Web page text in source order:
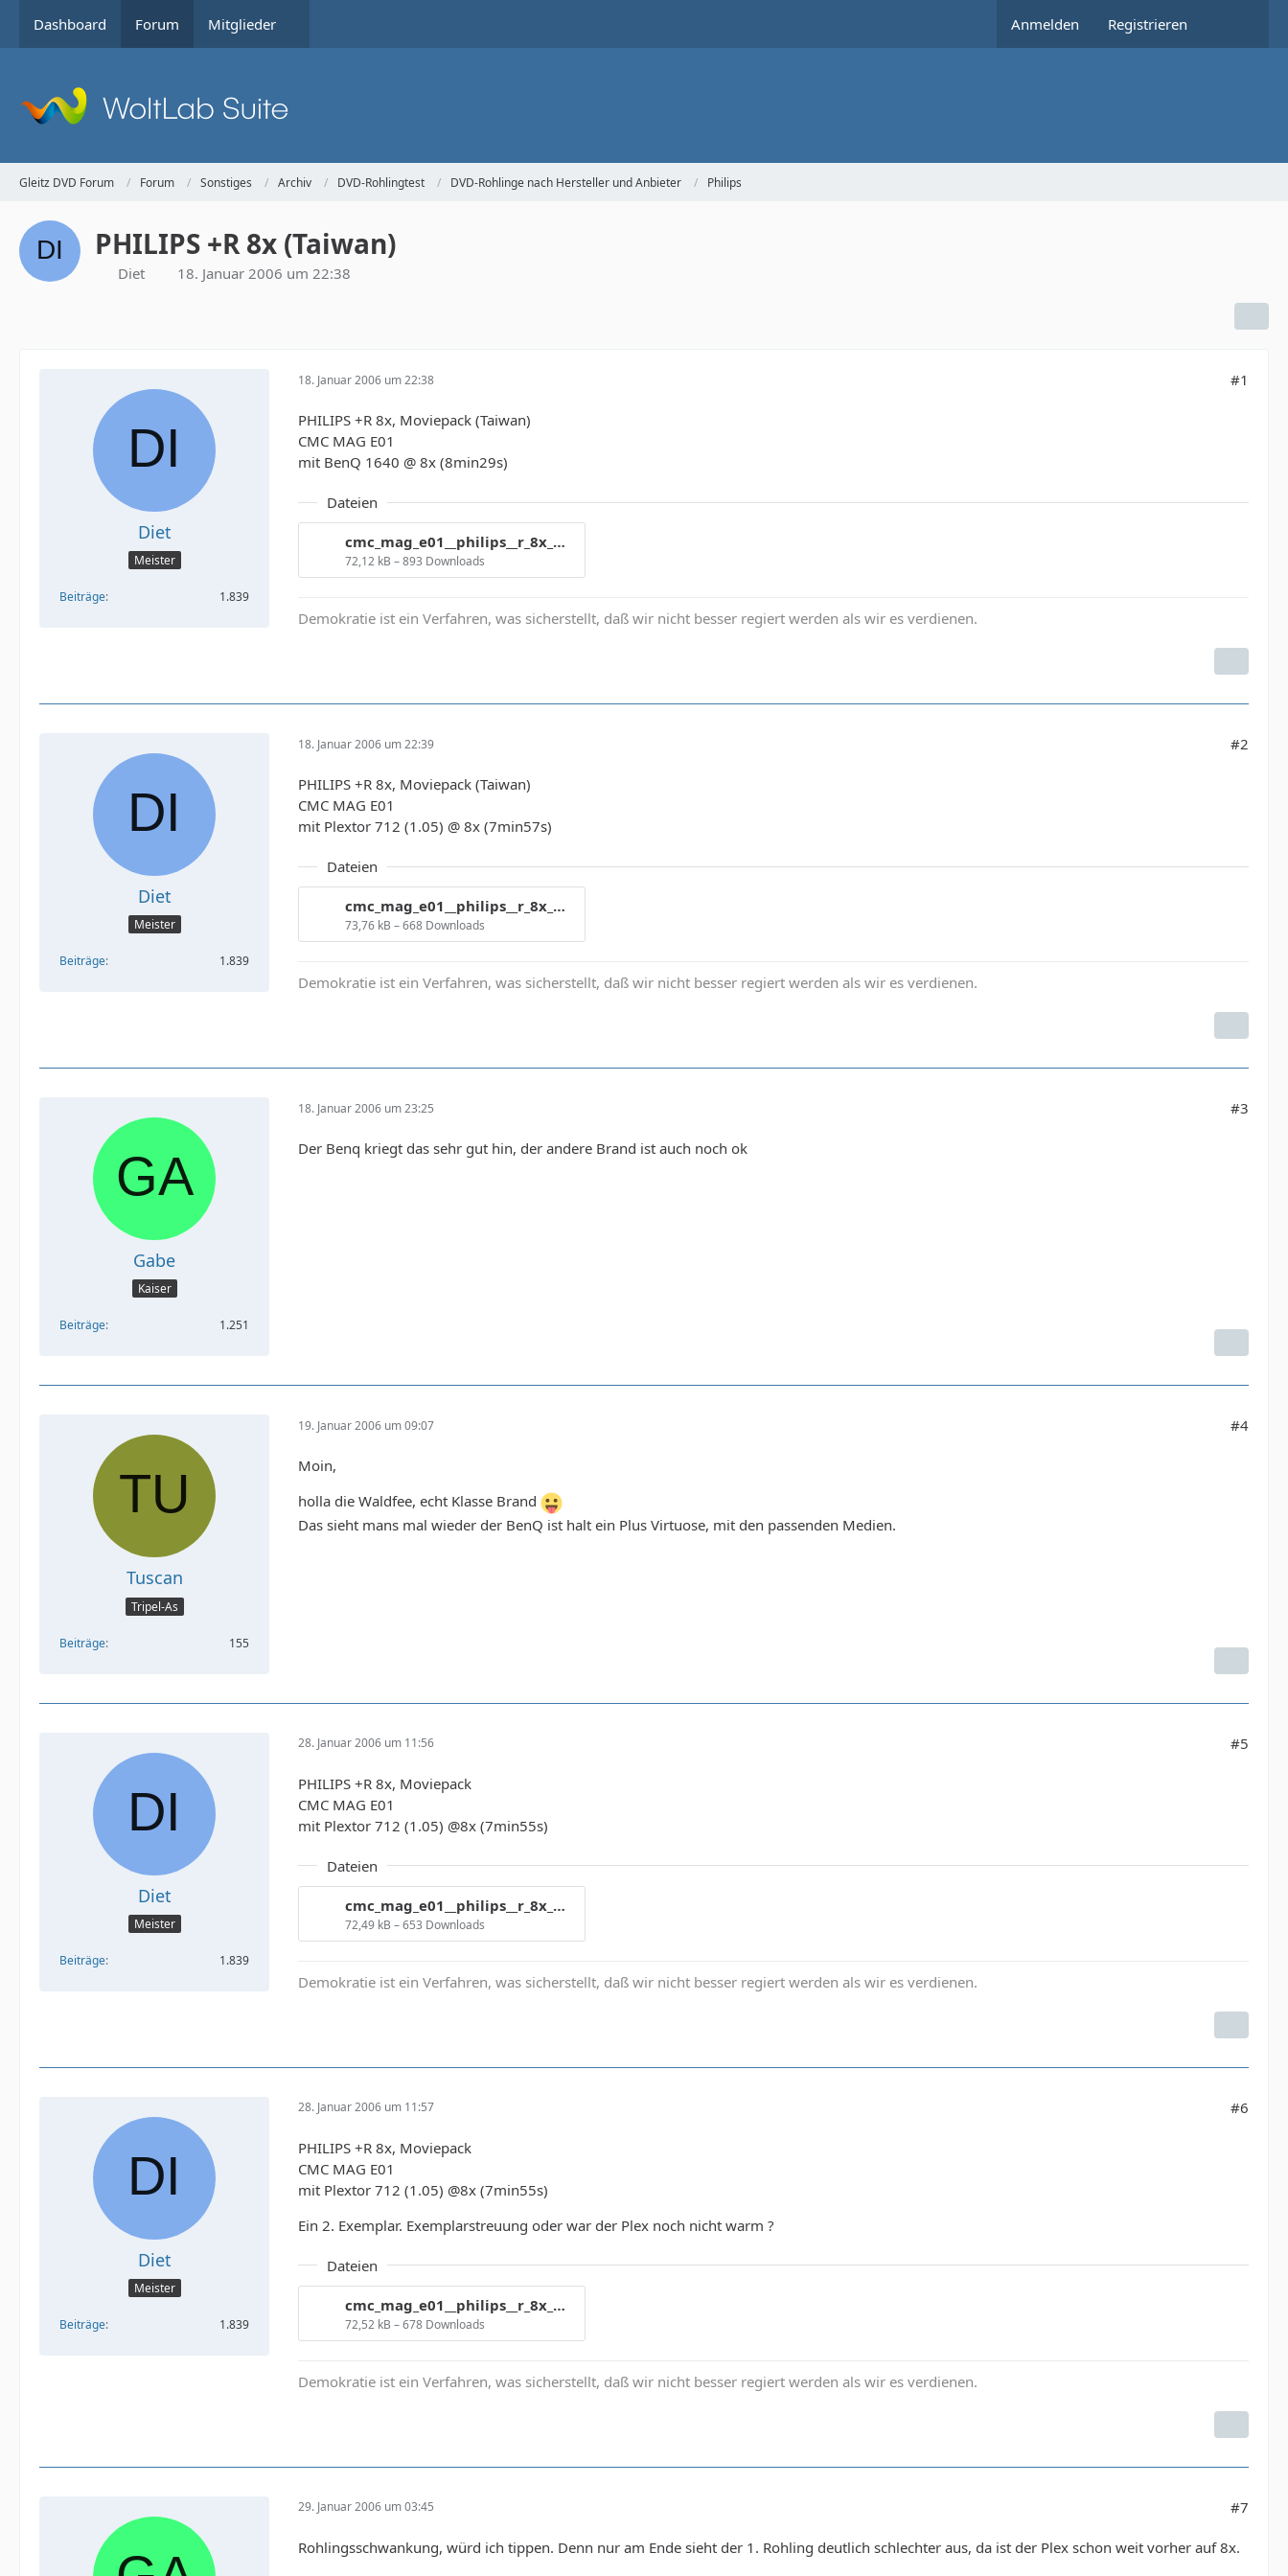
Dashboard Forum Mitglieder Anmelden Registrieren
Gleitz DVD Forum Forum Sonstiges Archiv DVD-Rohlingtest DVD-Rohlinge nach Hersteller und Anbieter Philips
PHILIPS +R 8x (Taiwan)
Diet 18. Januar 2006 um 22:38
Diet
Meister
Beiträge 1.839
18. Januar 2006 um 22:38 #1
PHILIPS +R 8x, Moviepack (Taiwan)
CMC MAG E01
mit BenQ 1640 @ 8x (8min29s)
Dateien
cmc_mag_e01__philips__r_8x_mp__amaz1-3___8x_913.gif
72,12 kB – 893 Downloads
Demokratie ist ein Verfahren, was sicherstellt, daß wir nicht besser regiert werden als wir es verdienen.
Diet
Meister
Beiträge 1.839
18. Januar 2006 um 22:39 #2
PHILIPS +R 8x, Moviepack (Taiwan)
CMC MAG E01
mit Plextor 712 (1.05) @ 8x (7min57s)
Dateien
cmc_mag_e01__philips__r_8x_mp__amaz1-3___8x_299.gif
73,76 kB – 668 Downloads
Demokratie ist ein Verfahren, was sicherstellt, daß wir nicht besser regiert werden als wir es verdienen.
Gabe
Kaiser
Beiträge 1.251
18. Januar 2006 um 23:25 #3
Der Benq kriegt das sehr gut hin, der andere Brand ist auch noch ok
Tuscan
Tripel-As
Beiträge 155
19. Januar 2006 um 09:07 #4
Moin,
holla die Waldfee, echt Klasse Brand
Das sieht mans mal wieder der BenQ ist halt ein Plus Virtuose, mit den passenden Medien.
Diet
Meister
Beiträge 1.839
28. Januar 2006 um 11:56 #5
PHILIPS +R 8x, Moviepack
CMC MAG E01
mit Plextor 712 (1.05) @8x (7min55s)
Dateien
cmc_mag_e01__philips__r_8x_mp__alp3___8x_204.gif
72,49 kB – 653 Downloads
Demokratie ist ein Verfahren, was sicherstellt, daß wir nicht besser regiert werden als wir es verdienen.
Diet
Meister
Beiträge 1.839
28. Januar 2006 um 11:57 #6
PHILIPS +R 8x, Moviepack
CMC MAG E01
mit Plextor 712 (1.05) @8x (7min55s)
Ein 2. Exemplar. Exemplarstreuung oder war der Plex noch nicht warm ?
Dateien
cmc_mag_e01__philips__r_8x_mp__alp3-2___8x_763.gif
72,52 kB – 678 Downloads
Demokratie ist ein Verfahren, was sicherstellt, daß wir nicht besser regiert werden als wir es verdienen.
29. Januar 2006 um 03:45 #7
Rohlingsschwankung, würd ich tippen. Denn nur am Ende sieht der 1. Rohling deutlich schlechter aus, da ist der Plex schon weit vorher auf 8x.